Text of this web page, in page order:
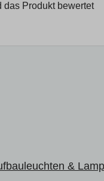
das Produkt bewertet
&